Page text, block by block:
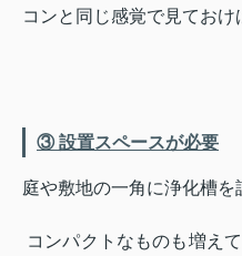
コンと同じ感覚で見ておけ
③ 設置スペースが必要
庭や敷地の一角に浄化槽を
コンパクトなものも増え